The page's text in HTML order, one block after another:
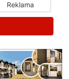
Reklama